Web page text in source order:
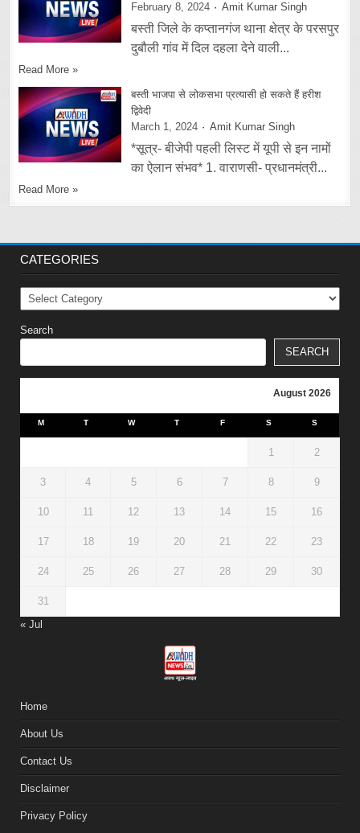
February 8, 2024
Amit Kumar Singh
बस्ती जिले के कप्तानगंज थाना क्षेत्र के परसपुर
दुबौली गांव में दिल दहला देने वाली...
Read More »
बस्ती भाजपा से लोकसभा प्रत्यासी हो सकते हैं हरीश
द्विवेदी
March 1, 2024
Amit Kumar Singh
*सूत्र- बीजेपी पहली लिस्ट में यूपी से इन नामों
का ऐलान संभव* 1. वाराणसी- प्रधानमंत्री...
Read More »
CATEGORIES
Categories
Search
SEARCH
August 2026
M T W T F S S
1 2
3 4 5 6 7 8 9
10 11 12 13 14 15 16
17 18 19 20 21 22 23
24 25 26 27 28 29 30
31
« Jul
Home
About Us
Contact Us
Disclaimer
Privacy Policy